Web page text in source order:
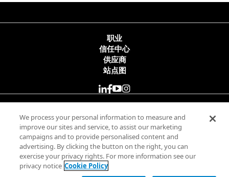
职业
信任中心
供应商
站点图
© 2025 Minitab, LLC. All Rights Reserved.
使用条款
隐私政策
合法
We process your personal information to measure and
improve our sites and service, to assist our marketing
campaigns and to provide personalised content and
advertising. By clicking the button on the right, you can
exercise your privacy rights. For more information see our
privacy notice Cookie Policy